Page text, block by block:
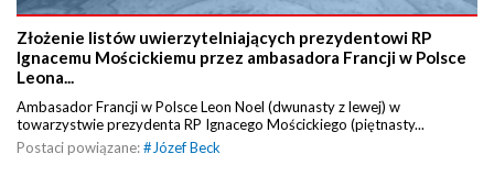
Złożenie listów uwierzytelniających prezydentowi RP
Ignacemu Mościckiemu przez ambasadora Francji w Polsce
Leona...
Ambasador Francji w Polsce Leon Noel (dwunasty z lewej) w
towarzystwie prezydenta RP Ignacego Mościckiego (piętnasty...
Postaci powiązane:# Józef Beck